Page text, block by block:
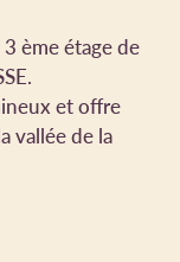
ème étage de
et offre
vallée de la